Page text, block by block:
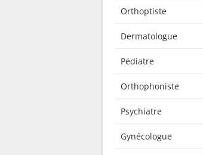
Orthoptiste
Dermatologue
Pédiatre
Orthophoniste
Psychiatre
Gynécologue